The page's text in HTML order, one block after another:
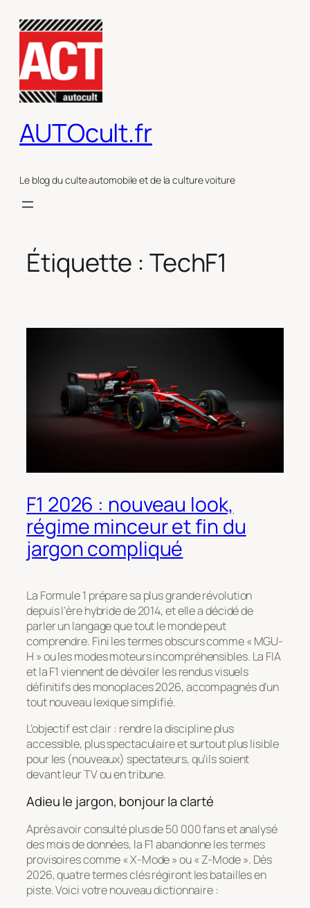
contenu
AUTOcult.fr
Le blog du culte automobile et de la culture voiture
Étiquette : TechF1
F1 2026 : nouveau look,
régime minceur et fin du
jargon compliqué
La Formule 1 prépare sa plus grande révolution
depuis l’ère hybride de 2014, et elle a décidé de
parler un langage que tout le monde peut
comprendre. Fini les termes obscurs comme « MGU-
H » ou les modes moteurs incompréhensibles. La FIA
et la F1 viennent de dévoiler les rendus visuels
définitifs des monoplaces 2026, accompagnés d’un
tout nouveau lexique simplifié.
L’objectif est clair : rendre la discipline plus
accessible, plus spectaculaire et surtout plus lisible
pour les (nouveaux) spectateurs, qu’ils soient
devant leur TV ou en tribune.
Adieu le jargon, bonjour la clarté
Après avoir consulté plus de 50 000 fans et analysé
des mois de données, la F1 abandonne les termes
provisoires comme « X-Mode » ou « Z-Mode ». Dès
2026, quatre termes clés régiront les batailles en
piste. Voici votre nouveau dictionnaire :